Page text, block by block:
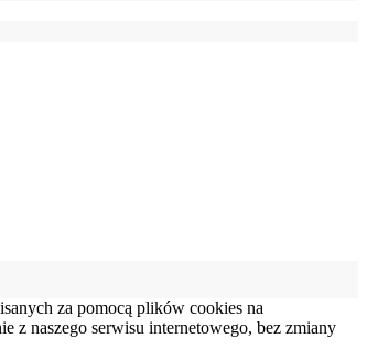
za pomocą plików cookies na
z naszego serwisu internetowego, bez zmiany